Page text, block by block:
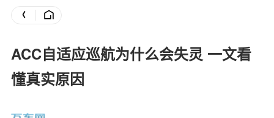
ACC自适应巡航为什么会失灵 一文看
懂真实原因